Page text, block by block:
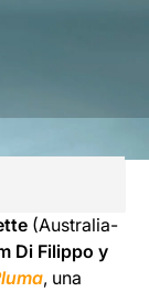
(Australia-
Di Filippo y
, una